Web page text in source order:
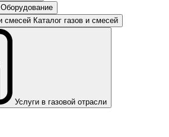
Оборудование
Каталог газов и смесей
Услуги в газовой отрасли